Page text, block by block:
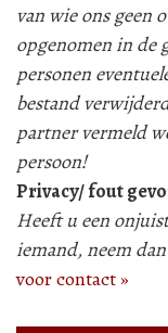
van wie ons geen
opgenomen in de
personen
bestand
partner vermeld
persoon!
Privacy/ fout
Heeft u een
iemand, neem
voor contact »